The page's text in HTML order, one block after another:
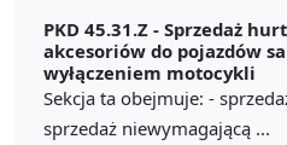
PKD 45.31.Z - Sprzedaż
akcesoriów do pojazdów
wyłączeniem motocykli
Sekcja ta obejmuje: -
sprzedaż niewymagającą ...